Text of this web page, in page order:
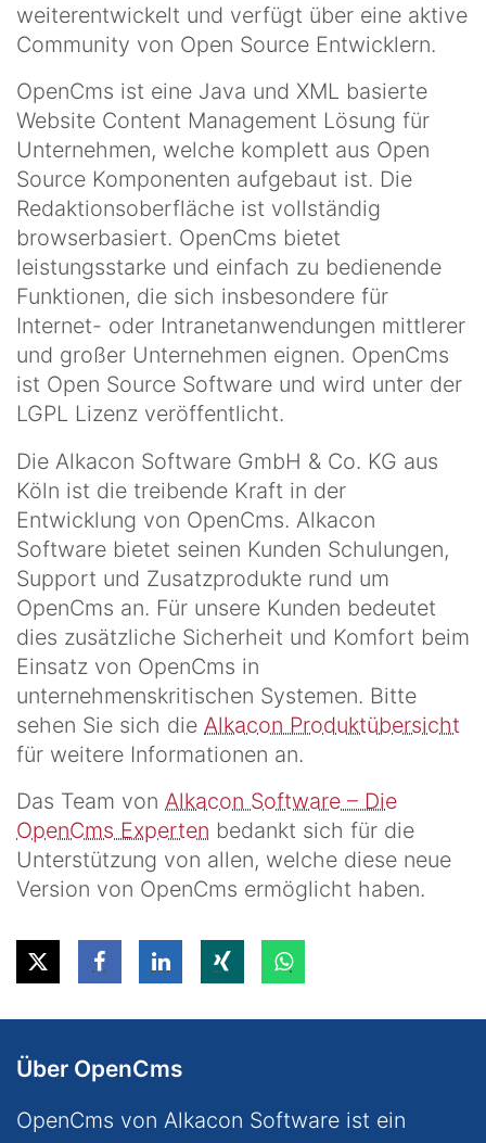
weiterentwickelt und verfügt über eine aktive
Community von Open Source Entwicklern.
OpenCms ist eine Java und XML basierte
Website Content Management Lösung für
Unternehmen, welche komplett aus Open
Source Komponenten aufgebaut ist. Die
Redaktionsoberfläche ist vollständig
browserbasiert. OpenCms bietet
leistungsstarke und einfach zu bedienende
Funktionen, die sich insbesondere für
Internet- oder Intranetanwendungen mittlerer
und großer Unternehmen eignen. OpenCms
ist Open Source Software und wird unter der
LGPL Lizenz veröffentlicht.
Die Alkacon Software GmbH & Co. KG aus
Köln ist die treibende Kraft in der
Entwicklung von OpenCms. Alkacon
Software bietet seinen Kunden Schulungen,
Support und Zusatzprodukte rund um
OpenCms an. Für unsere Kunden bedeutet
dies zusätzliche Sicherheit und Komfort beim
Einsatz von OpenCms in
unternehmenskritischen Systemen. Bitte
sehen Sie sich die Alkacon Produktübersicht
für weitere Informationen an.
Das Team von Alkacon Software – Die
OpenCms Experten bedankt sich für die
Unterstützung von allen, welche diese neue
Version von OpenCms ermöglicht haben.
Über OpenCms
OpenCms von Alkacon Software ist ein